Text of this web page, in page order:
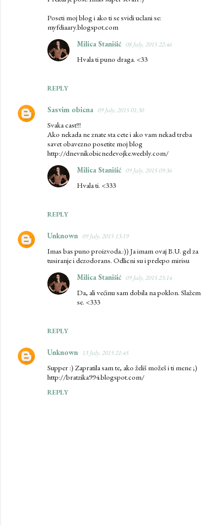
Poseti moj blog i ako ti se svidi uclani se:
myfdiaary.blogspot.com
REPLY
Milica Stanišić 08 July, 2015 22:46
Hvala ti puno draga. <33
Sasvim obicna 09 July, 2015 01:30
Svaka cast!!!
Ako nekada ne znate sta cete i ako vam nekad treba
savet obavezno posetite moj blog
http://dnevnikobicnedevojke.weebly.com/
REPLY
Milica Stanišić 09 July, 2015 09:36
Hvala ti. <333
Unknown 09 July, 2015 13:19
Imas bas puno proizvoda.:)) Ja imam ovaj B.U. gel za
tusiranje i dezodorans. Odlicni su i prelepo mirisu
REPLY
Milica Stanišić 09 July, 2015 23:14
Da, ali većinu sam dobila na poklon. Slažem
se. <333
Unknown 13 July, 2015 21:45
Supper :) Zapratila sam te, ako želiš možeš i ti mene ;)
http://bratzika994.blogspot.com/
REPLY